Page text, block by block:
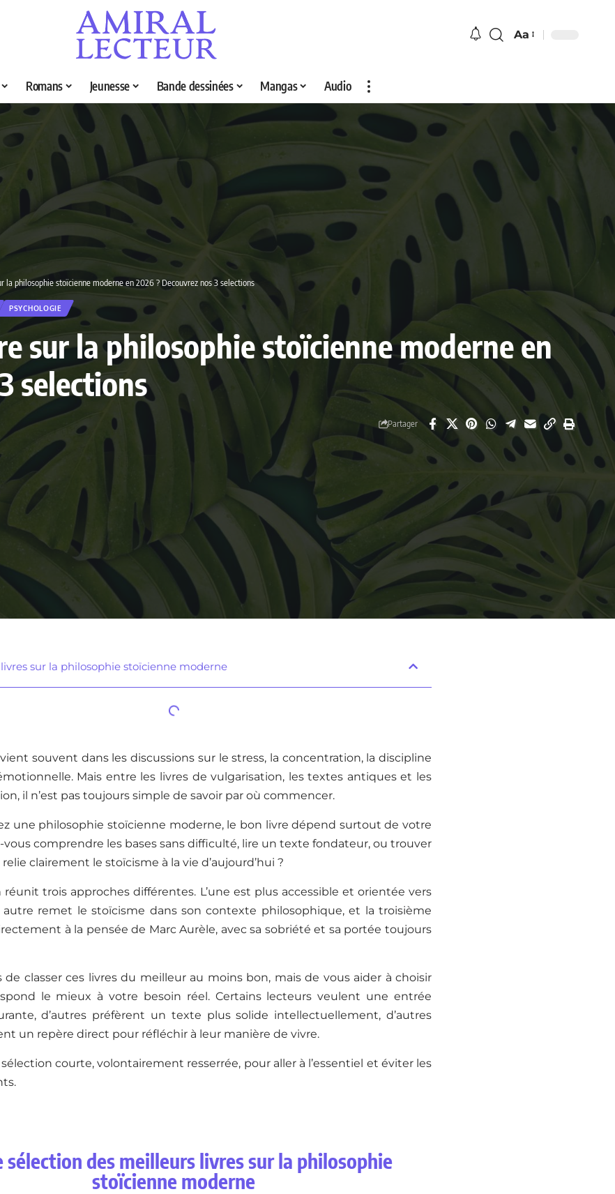
Aa
Romans Jeunesse Bande dessinées Mangas Audio
la philosophie stoïcienne moderne en 2026 ? Decouvrez nos 3 selections
PSYCHOLOGIE
sur la philosophie stoïcienne moderne en
selections
Partager
sur la philosophie stoïcienne moderne
souvent dans les discussions sur le stress, la concentration, la discipline
Mais entre les livres de vulgarisation, les textes antiques et les
il n’est pas toujours simple de savoir par où commencer.
une philosophie stoïcienne moderne, le bon livre dépend surtout de votre
vous comprendre les bases sans difficulté, lire un texte fondateur, ou trouver
clairement le stoïcisme à la vie d’aujourd’hui ?
trois approches différentes. L’une est plus accessible et orientée vers
autre remet le stoïcisme dans son contexte philosophique, et la troisième
à la pensée de Marc Aurèle, avec sa sobriété et sa portée toujours
de classer ces livres du meilleur au moins bon, mais de vous aider à choisir
le mieux à votre besoin réel. Certains lecteurs veulent une entrée
d’autres préfèrent un texte plus solide intellectuellement, d’autres
un repère direct pour réfléchir à leur manière de vivre.
courte, volontairement resserrée, pour aller à l’essentiel et éviter les
sélection des meilleurs livres sur la philosophie
stoïcienne moderne